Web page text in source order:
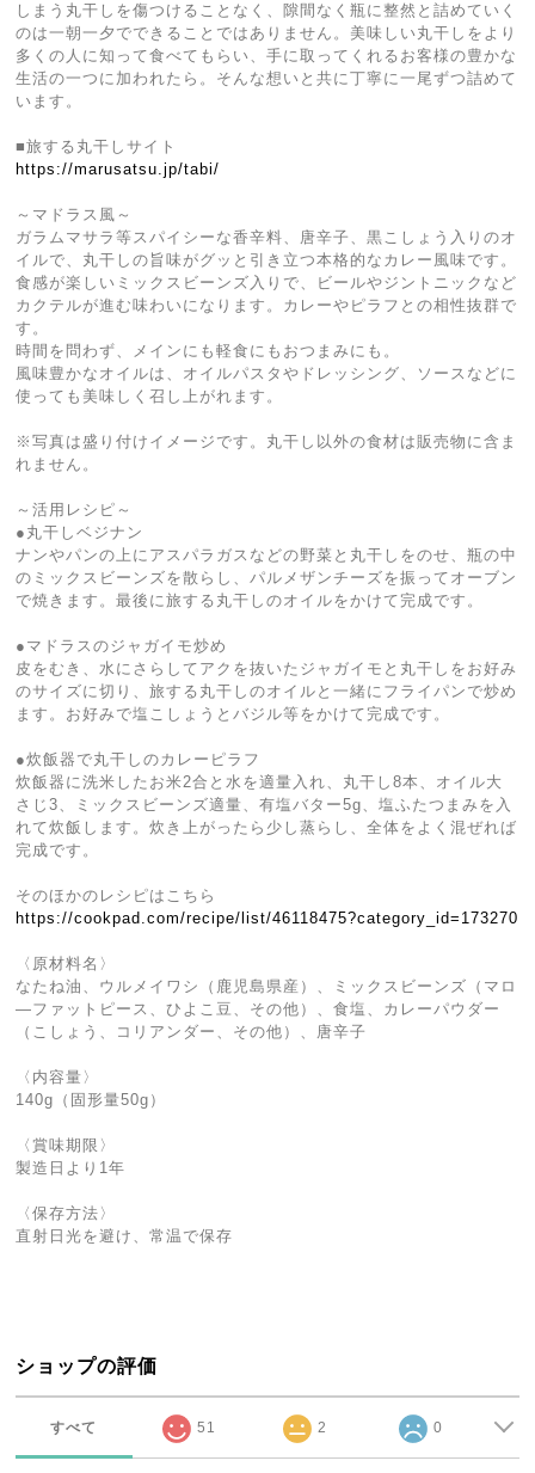
しまう丸干しを傷つけることなく、隙間なく瓶に整然と詰めていく
のは一朝一夕でできることではありません。美味しい丸干しをより
多くの人に知って食べてもらい、手に取ってくれるお客様の豊かな
生活の一つに加われたら。そんな想いと共に丁寧に一尾ずつ詰めて
います。
■旅する丸干しサイト
https://marusatsu.jp/tabi/
～マドラス風～
ガラムマサラ等スパイシーな香辛料、唐辛子、黒こしょう入りのオ
イルで、丸干しの旨味がグッと引き立つ本格的なカレー風味です。
食感が楽しいミックスビーンズ入りで、ビールやジントニックなど
カクテルが進む味わいになります。カレーやピラフとの相性抜群で
す。
時間を問わず、メインにも軽食にもおつまみにも。
風味豊かなオイルは、オイルパスタやドレッシング、ソースなどに
使っても美味しく召し上がれます。
※写真は盛り付けイメージです。丸干し以外の食材は販売物に含ま
れません。
～活用レシピ～
●丸干しベジナン
ナンやパンの上にアスパラガスなどの野菜と丸干しをのせ、瓶の中
のミックスビーンズを散らし、パルメザンチーズを振ってオーブン
で焼きます。最後に旅する丸干しのオイルをかけて完成です。
●マドラスのジャガイモ炒め
皮をむき、水にさらしてアクを抜いたジャガイモと丸干しをお好み
のサイズに切り、旅する丸干しのオイルと一緒にフライパンで炒め
ます。お好みで塩こしょうとバジル等をかけて完成です。
●炊飯器で丸干しのカレーピラフ
炊飯器に洗米したお米2合と水を適量入れ、丸干し8本、オイル大
さじ3、ミックスビーンズ適量、有塩バター5g、塩ふたつまみを入
れて炊飯します。炊き上がったら少し蒸らし、全体をよく混ぜれば
完成です。
そのほかのレシピはこちら
https://cookpad.com/recipe/list/46118475?category_id=173270
〈原材料名〉
なたね油、ウルメイワシ（鹿児島県産）、ミックスビーンズ（マロ
―ファットピース、ひよこ豆、その他）、食塩、カレーパウダー
（こしょう、コリアンダー、その他）、唐辛子
〈内容量〉
140g（固形量50g）
〈賞味期限〉
製造日より1年
〈保存方法〉
直射日光を避け、常温で保存
ショップの評価
すべて 51 2 0